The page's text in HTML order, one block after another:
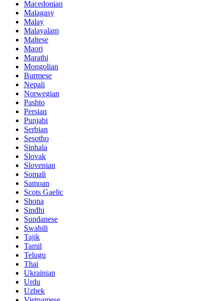
Macedonian
Malagasy
Malay
Malayalam
Maltese
Maori
Marathi
Mongolian
Burmese
Nepali
Norwegian
Pashto
Persian
Punjabi
Serbian
Sesotho
Sinhala
Slovak
Slovenian
Somali
Samoan
Scots Gaelic
Shona
Sindhi
Sundanese
Swahili
Tajik
Tamil
Telugu
Thai
Ukrainian
Urdu
Uzbek